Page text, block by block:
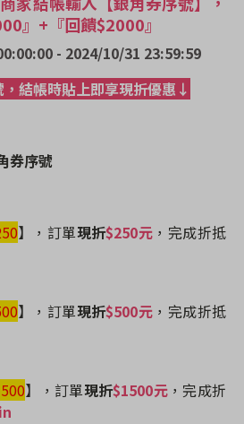
』+『回饋$2000』
- 2024/10/31 23:59:59
結帳時貼上即享現折優惠↓
券序號
】 ，訂單現折$250元 ，完成折抵
】 ，訂單現折$500元 ，完成折抵
】 ，訂單現折$1500元 ，完成折